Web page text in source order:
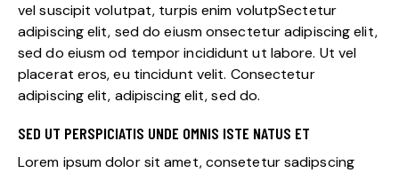
vel suscipit volutpat, turpis enim volutpSectetur
adipiscing elit, sed do eiusm onsectetur adipiscing elit,
sed do eiusm od tempor incididunt ut labore. Ut vel
placerat eros, eu tincidunt velit. Consectetur
adipiscing elit, adipiscing elit, sed do.
SED UT PERSPICIATIS UNDE OMNIS ISTE NATUS ET
Lorem ipsum dolor sit amet, consetetur sadipscing